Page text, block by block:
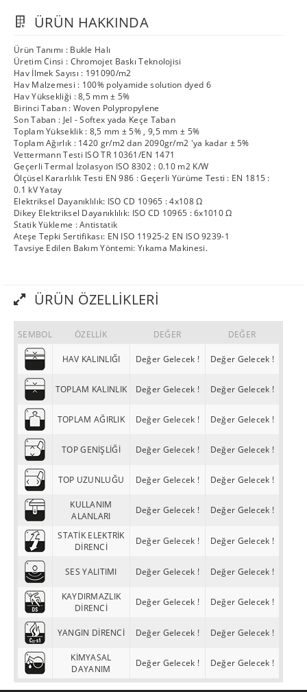
ÜRÜN HAKKINDA
Ürün Tanımı : Bukle Halı
Üretim Cinsi : Chromojet Baskı Teknolojisi
Hav İlmek Sayısı : 191090/m2
Hav Malzemesi : 100% polyamide solution dyed 6
Hav Yüksekliği : 8,5 mm ± 5%
Birinci Taban : Woven Polypropylene
Son Taban : Jel - Softex yada Keçe Taban
Toplam Yükseklik : 8,5 mm ± 5% , 9,5 mm ± 5%
Toplam Ağırlık : 1420 gr/m2 dan 2090gr/m2 'ya kadar ± 5%
Vettermann Testi ISO TR 10361/EN 1471
Geçerli Termal İzolasyon ISO 8302 : 0.10 m2 K/W
Ölçüsel Kararlılık Testi EN 986 : Geçerli Yürüme Testi : EN 1815 :
0.1 kV Yatay
Elektriksel Dayanıklılık: ISO CD 10965 : 4x108 Ω
Dikey Elektriksel Dayanıklılık: ISO CD 10965 : 6x1010 Ω
Statik Yükleme : Antistatik
Ateşe Tepki Sertifikası: EN ISO 11925-2 EN ISO 9239-1
Tavsiye Edilen Bakım Yöntemi: Yıkama Makinesi.
ÜRÜN ÖZELLIKLERI
SEMBOL ÖZELLİK DEĞER DEĞER
HAV KALINLIĞI Değer Gelecek ! Değer Gelecek !
TOPLAM KALINLIK Değer Gelecek ! Değer Gelecek !
TOPLAM AĞIRLIK Değer Gelecek ! Değer Gelecek !
TOP GENİŞLİĞİ Değer Gelecek ! Değer Gelecek !
TOP UZUNLUĞU Değer Gelecek ! Değer Gelecek !
KULLANIM
ALANLARI
Değer Gelecek ! Değer Gelecek !
STATİK ELEKTRİK
DİRENCİ
Değer Gelecek ! Değer Gelecek !
SES YALITIMI Değer Gelecek ! Değer Gelecek !
KAYDIRMAZLIK
DİRENCİ
Değer Gelecek ! Değer Gelecek !
YANGIN DİRENCİ Değer Gelecek ! Değer Gelecek !
KİMYASAL
DAYANIM
Değer Gelecek ! Değer Gelecek !